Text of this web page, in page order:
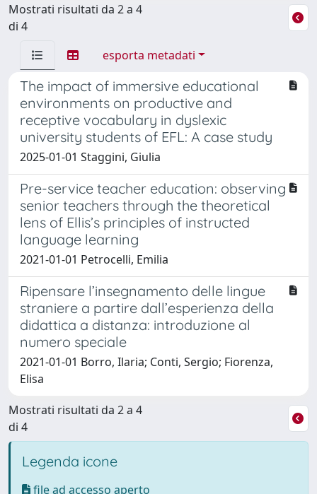
Mostrati risultati da 2 a 4
di 4
esporta metadati
The impact of immersive educational
environments on productive and
receptive vocabulary in dyslexic
university students of EFL: A case study
2025-01-01 Staggini, Giulia
Pre-service teacher education: observing
senior teachers through the theoretical
lens of Ellis’s principles of instructed
language learning
2021-01-01 Petrocelli, Emilia
Ripensare l’insegnamento delle lingue
straniere a partire dall’esperienza della
didattica a distanza: introduzione al
numero speciale
2021-01-01 Borro, Ilaria; Conti, Sergio; Fiorenza,
Elisa
Mostrati risultati da 2 a 4
di 4
Legenda icone
file ad accesso aperto